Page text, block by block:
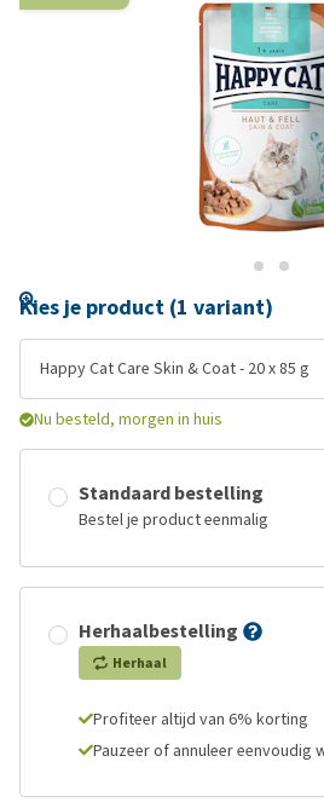
Kies je product (1 variant)
Happy Cat Care Skin & Coat - 20 x 85 g
Nu besteld, morgen in huis
Standaard bestelling
Bestel je product eenmalig
Herhaalbestelling
Herhaal
Profiteer altijd van 6% korting
Pauzeer of annuleer eenvoudig